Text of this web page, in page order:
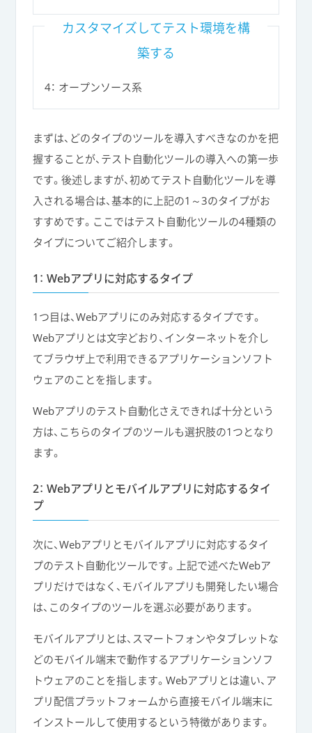
カスタマイズしてテスト環境を構
築する
4： オープンソース系
まずは、どのタイプのツールを導入すべきなのかを把
握することが、テスト自動化ツールの導入への第一歩
です。後述しますが、初めてテスト自動化ツールを導
入される場合は、基本的に上記の1～3のタイプがお
すすめです。ここではテスト自動化ツールの4種類の
タイプについてご紹介します。
1： Webアプリに対応するタイプ
1つ目は、Webアプリにのみ対応するタイプです。
Webアプリとは文字どおり、インターネットを介し
てブラウザ上で利用できるアプリケーションソフト
ウェアのことを指します。
Webアプリのテスト自動化さえできれば十分という
方は、こちらのタイプのツールも選択肢の1つとなり
ます。
2： Webアプリとモバイルアプリに対応するタイ
プ
次に、Webアプリとモバイルアプリに対応するタイ
プのテスト自動化ツールです。上記で述べたWebア
プリだけではなく、モバイルアプリも開発したい場合
は、このタイプのツールを選ぶ必要があります。
モバイルアプリとは、スマートフォンやタブレットな
どのモバイル端末で動作するアプリケーションソフ
トウェアのことを指します。Webアプリとは違い、ア
プリ配信プラットフォームから直接モバイル端末に
インストールして使用するという特徴があります。